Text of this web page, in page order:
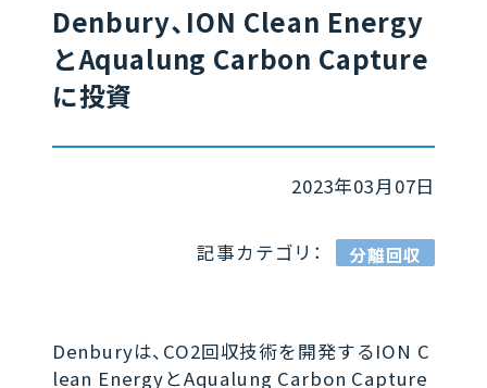
Denbury、ION Clean Energy
とAqualung Carbon Capture
に投資
2023年03月07日
記事カテゴリ： 分離回収
Denburyは、CO2回収技術を開発するION C
lean EnergyとAqualung Carbon Capture